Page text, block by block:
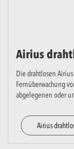
Airius
Die drahtlosen
Fernüberwachung
abgelegenen oder
Airius